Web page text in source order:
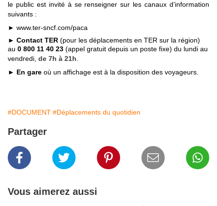
le public est invité à se renseigner sur les canaux d’information
suivants :
► www.ter-sncf.com/paca
► Contact TER (pour les déplacements en TER sur la région)
au 0 800 11 40 23 (appel gratuit depuis un poste fixe) du lundi au
vendredi, de 7h à 21h
► En gare où un affichage est à la disposition des voyageurs.
#DOCUMENT #Déplacements du quotidien
Partager
Vous aimerez aussi